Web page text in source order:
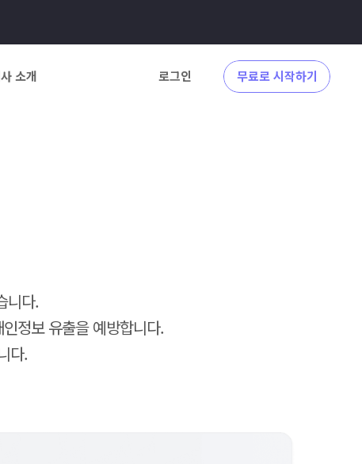
소개 로그인 무료로 시작하기
니다.
정보 유출을 예방합니다.
다.